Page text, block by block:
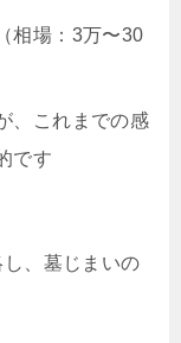
相場：3万〜30
、これまでの感
です
、墓じまいの